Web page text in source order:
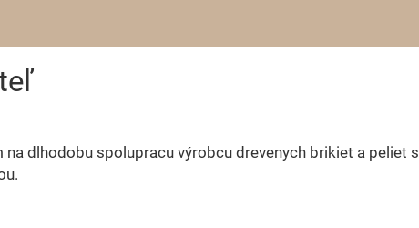
na dlhodobu spolupracu výrobcu drevenych brikiet a peliet s